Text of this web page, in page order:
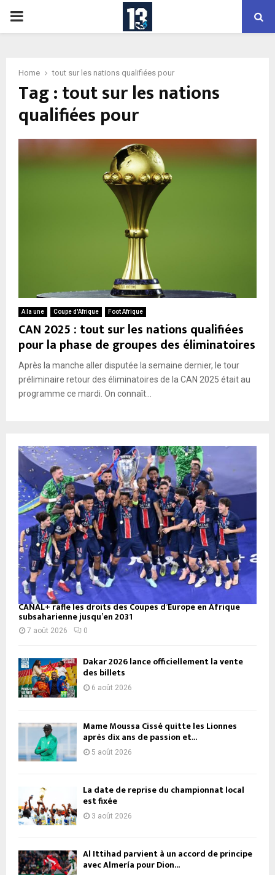
PRIMARY
Home tout sur les nations qualifiées pour
Tag : tout sur les nations
qualifiées pour
A la une Coupe d'Afrique Foot Afrique
CAN 2025 : tout sur les nations qualifiées
pour la phase de groupes des éliminatoires
Après la manche aller disputée la semaine dernier, le tour
préliminaire retour des éliminatoires de la CAN 2025 était au
programme ce mardi. On connaît...
CANAL+ rafle les droits des Coupes d’Europe en Afrique
subsaharienne jusqu’en 2031
7 août 2026 0
Dakar 2026 lance officiellement la vente
des billets
6 août 2026
Mame Moussa Cissé quitte les Lionnes
après dix ans de passion et...
5 août 2026
La date de reprise du championnat local
est fixée
3 août 2026
Al Ittihad parvient à un accord de principe
avec Almería pour Dion...